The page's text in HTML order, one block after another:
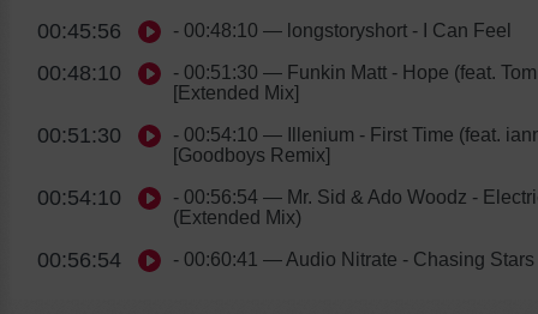
00:45:56 - 00:48:10 — longstoryshort - I Can Feel
00:48:10 - 00:51:30 — Funkin Matt - Hope (feat.
[Extended Mix]
00:51:30 - 00:54:10 — Illenium - First Time (feat.
[Goodboys Remix]
00:54:10 - 00:56:54 — Mr. Sid & Ado Woodz -
(Extended Mix)
00:56:54 - 00:60:41 — Audio Nitrate - Chasing Stars